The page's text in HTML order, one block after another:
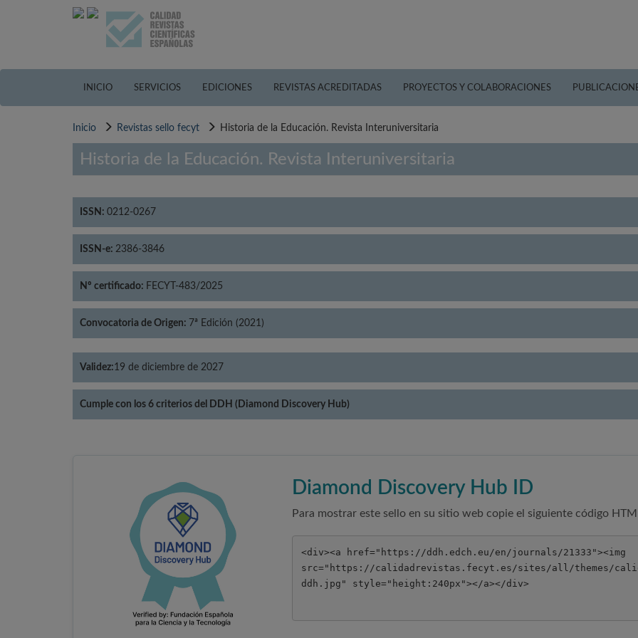
INICIO SERVICIOS EDICIONES REVISTAS ACREDITADAS PROYECTOS Y COLABORACIONES
Inicio Revistas sello fecyt Historia de la Educación. Revista Interuniversitaria
Historia de la Educación. Revista Interuniversitaria
ISSN: 0212-0267
ISSN-e: 2386-3846
Nº certificado: FECYT-483/2025
Convocatoria de Origen: 7ª Edición (2021)
Validez:19 de diciembre de 2027
Cumple con los 6 criterios del DDH (Diamond Discovery Hub)
Diamond Discovery Hub ID
Para mostrar este sello en su sitio web copie el siguiente código